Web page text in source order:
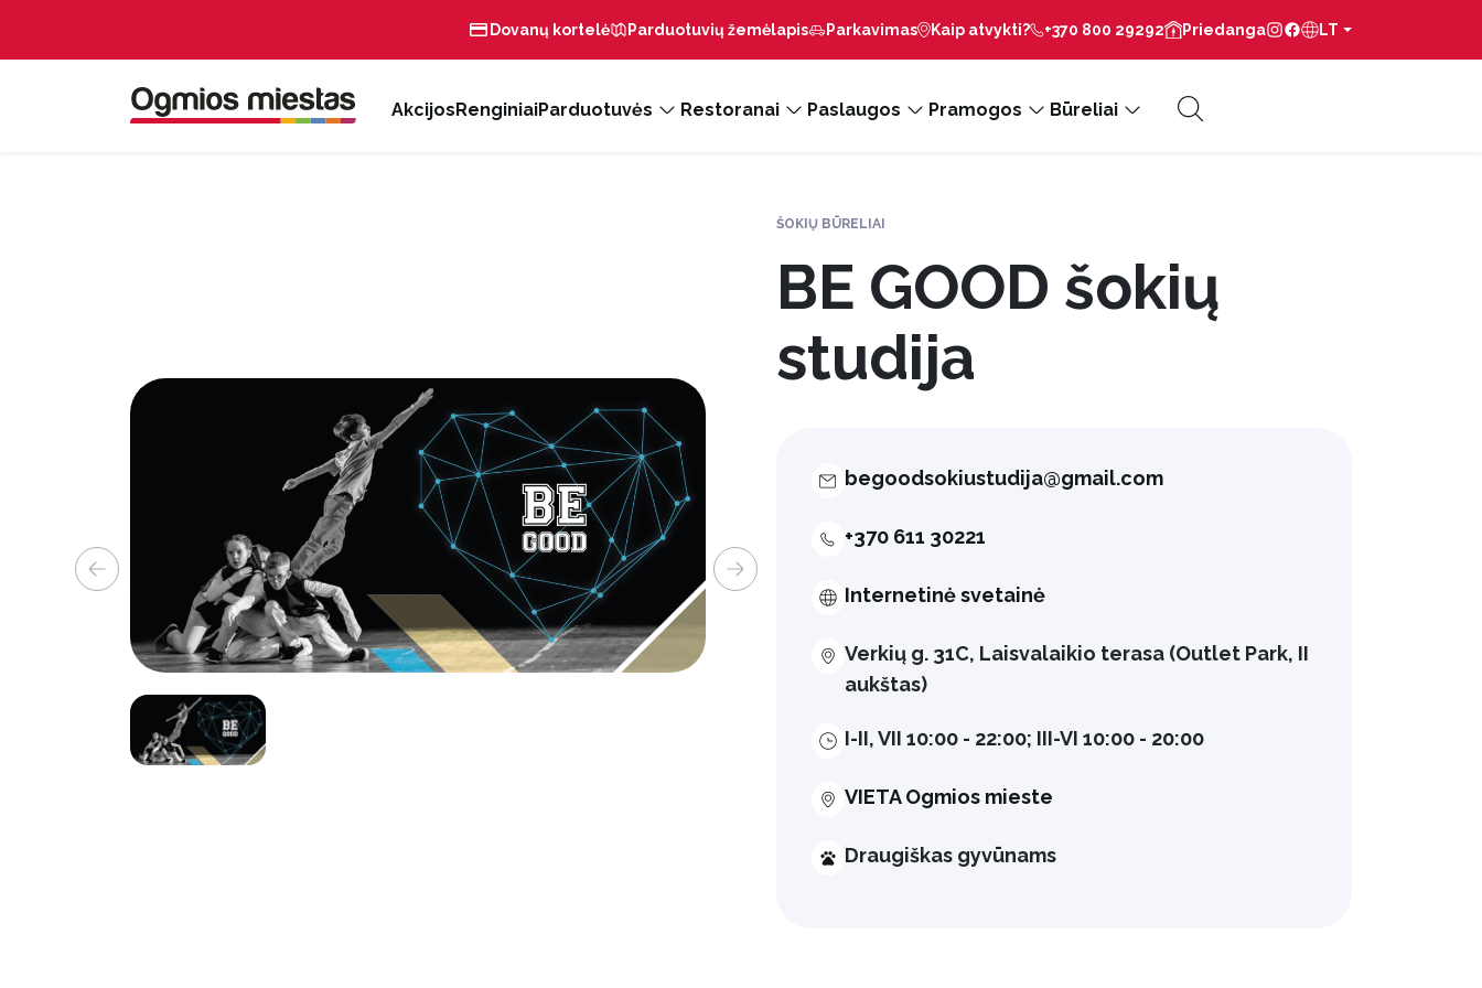
Dovanų kortelė Parduotuvių žemėlapis Parkavimas Kaip atvykti? +370 800 29292 Priedanga LT
AkcijosRenginiaiParduotuvės Restoranai Paslaugos Pramogos Būreliai
ŠOKIŲ BŪRELIAI
BE GOOD šokių
studija
begoodsokiustudija@gmail.com
+370 611 30221
Internetinė svetainė
Verkių g. 31C, Laisvalaikio terasa (Outlet Park, II
aukštas)
I-II, VII 10:00 - 22:00; III-VI 10:00 - 20:00
VIETA Ogmios mieste
Draugiškas gyvūnams